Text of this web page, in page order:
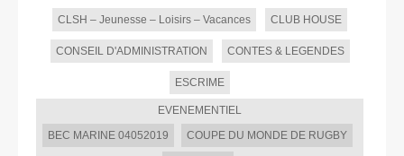
CLSH – Jeunesse – Loisirs – Vacances CLUB HOUSE
CONSEIL D'ADMINISTRATION CONTES & LEGENDES
ESCRIME
EVENEMENTIEL
BEC MARINE 04052019
COUPE DU MONDE DE RUGBY